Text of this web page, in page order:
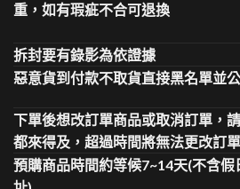
重，如有瑕疵不合可退換
拆封要有錄影為依證據
惡意貨到付款不取貨直接黑名單並
下單後想改訂單商品或取消訂單，
都來得及，超過時間將無法更改訂單
預購商品時間約等候7~14天(不含